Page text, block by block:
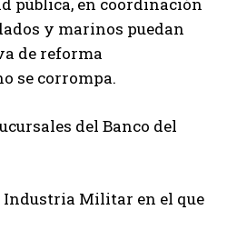
y marinos puedan
de reforma
se corrompa.
del Banco del
Industria Militar en el que